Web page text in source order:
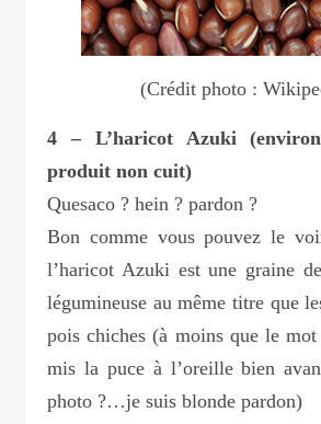
(Crédit photo :
4 – L’haricot Azuki
produit non cuit)
Quesaco ? hein ? pardon ?
Bon comme vous pouvez le
l’haricot Azuki est une graine
légumineuse au même titre que
pois chiches (à moins que le
mis la puce à l’oreille bien
photo ?…je suis blonde pardon)